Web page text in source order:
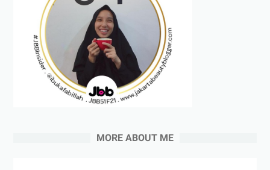
MORE ABOUT ME